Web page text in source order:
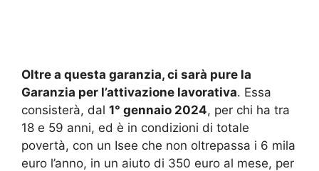
Oltre a questa garanzia, ci sarà pure la
Garanzia per l’attivazione lavorativa. Essa
consisterà, dal 1° gennaio 2024, per chi ha tra
18 e 59 anni, ed è in condizioni di totale
povertà, con un Isee che non oltrepassa i 6 mila
euro l’anno, in un aiuto di 350 euro al mese, per